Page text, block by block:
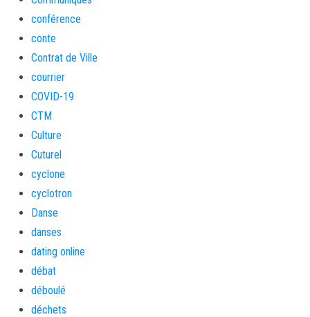
conférence
conte
Contrat de Ville
courrier
COVID-19
CTM
Culture
Cuturel
cyclone
cyclotron
Danse
danses
dating online
débat
déboulé
déchets